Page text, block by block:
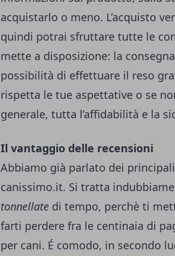
acquistarlo o meno. L’acquisto
quindi potrai sfruttare tutte le
mette a disposizione: la
possibilità di effettuare il reso
rispetta le tue aspettative o se
generale, tutta l’affidabilità e la
Il vantaggio delle recensioni
Abbiamo già parlato dei
canissimo.it. Si tratta
tonnellate di tempo, perchè ti
farti perdere fra le centinaia di
per cani. É comodo, in secondo